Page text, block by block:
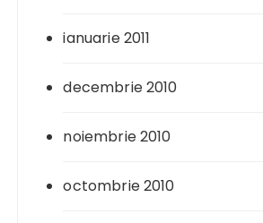
ianuarie 2011
decembrie 2010
noiembrie 2010
octombrie 2010